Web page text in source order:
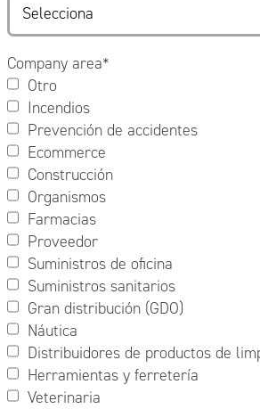
Company area*
Otro
Incendios
Prevención de accidentes
Ecommerce
Construcción
Organismos
Farmacias
Proveedor
Suministros de oficina
Suministros sanitarios
Gran distribución (GDO)
Náutica
Distribuidores de productos de
Herramientas y ferretería
Veterinaria